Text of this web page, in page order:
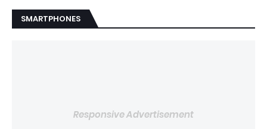
SMARTPHONES
Responsive Advertisement